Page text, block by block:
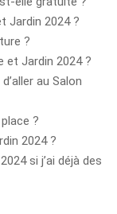
Jardin 2024 ?
?
et Jardin 2024 ?
au Salon
?
2024 ?
si j’ai déjà des